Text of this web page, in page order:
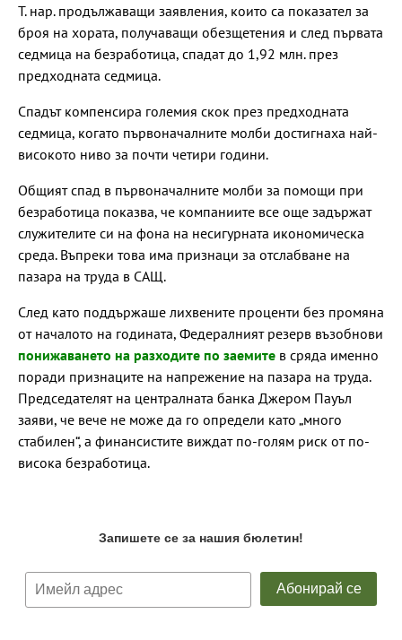
Т. нар. продължаващи заявления, които са показател за
броя на хората, получаващи обезщетения и след първата
седмица на безработица, спадат до 1,92 млн. през
предходната седмица.
Спадът компенсира големия скок през предходната
седмица, когато първоначалните молби достигнаха най-
високото ниво за почти четири години.
Общият спад в първоначалните молби за помощи при
безработица показва, че компаниите все още задържат
служителите си на фона на несигурната икономическа
среда. Въпреки това има признаци за отслабване на
пазара на труда в САЩ.
След като поддържаше лихвените проценти без промяна
от началото на годината, Федералният резерв възобнови
понижаването на разходите по заемите в сряда именно
поради признаците на напрежение на пазара на труда.
Председателят на централната банка Джером Пауъл
заяви, че вече не може да го определи като „много
стабилен“, а финансистите виждат по-голям риск от по-
висока безработица.